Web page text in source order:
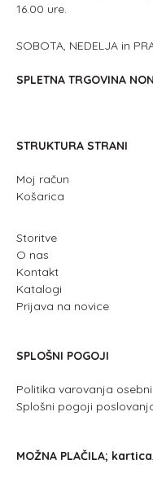
16.00 ure.
SOBOTA, NEDELJA in
SPLETNA TRGOVINA
STRUKTURA STRANI
Moj račun
Košarica
Storitve
O nas
Kontakt
Katalogi
Prijava na novice
SPLOŠNI POGOJI
Politika varovanja
Splošni pogoji
MOŽNA PLAČILA;